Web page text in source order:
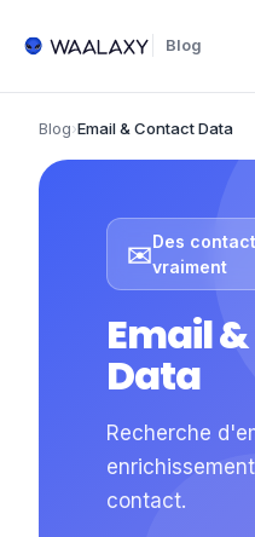
Blog
Blog›Email & Contact Data
✉️Des
vraiment
Email
Data
Recherche
contact.